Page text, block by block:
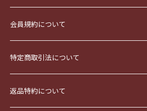
会員規約について
特定商取引法について
返品特約について